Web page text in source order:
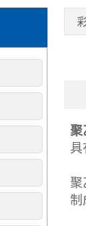
聚
具
聚
制